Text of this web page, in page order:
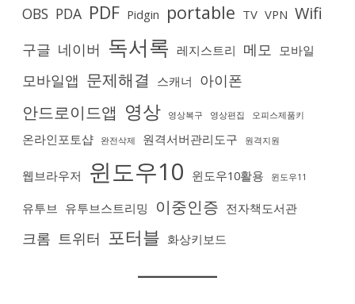
OBS PDA PDF Pidgin portable TV VPN Wifi
구글 네이버 독서록 레지스트리 메모 모바일
모바일앱 문제해결 스캐너 아이폰
안드로이드앱 영상 영상복구 영상편집 오피스제품키
온라인포토샵 완전삭제 원격서버관리도구 원격지원
웹브라우저 윈도우10 윈도우10활용 윈도우11
유투브 유투브스트리밍 이중인증 전자책도서관
크롬 트위터 포터블 화상키보드